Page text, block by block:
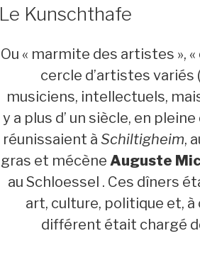
Le Kunschthafe
Ou « marmite des artistes »,
cercle d’artistes variés
musiciens, intellectuels,
y a plus d’ un siècle, en
réunissaient àSchiltigheim,
gras et mécène Auguste
au Schloessel . Ces dîners
art, culture, politique et,
différent était chargé